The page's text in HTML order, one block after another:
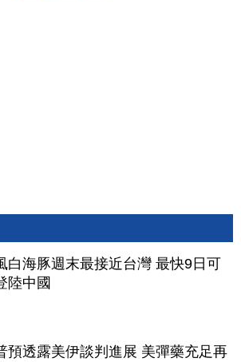
白海豚週末最接近台灣 最快9日可
陸中國
預透露美伊談判進展 美彈藥充足再